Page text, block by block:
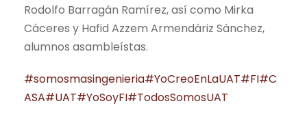
Rodolfo Barragán Ramírez, así como Mirka
Cáceres y Hafid Azzem Armendáriz Sánchez,
alumnos asambleístas.
#somosmasingenieria#YoCreoEnLaUAT#FI#C
ASA#UAT#YoSoyFI#TodosSomosUAT